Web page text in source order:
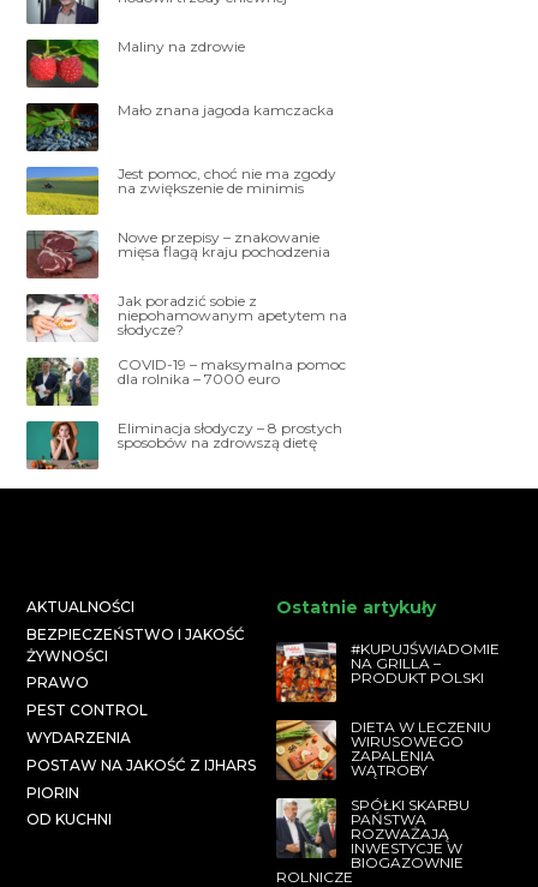
Maliny na zdrowie
Mało znana jagoda kamczacka
Jest pomoc, choć nie ma zgody
na zwiększenie de minimis
Nowe przepisy – znakowanie
mięsa flagą kraju pochodzenia
Jak poradzić sobie z
niepohamowanym apetytem na
słodycze?
COVID-19 – maksymalna pomoc
dla rolnika – 7000 euro
Eliminacja słodyczy – 8 prostych
sposobów na zdrowszą dietę
AKTUALNOŚCI
BEZPIECZEŃSTWO I JAKOŚĆ
ŻYWNOŚCI
PRAWO
PEST CONTROL
WYDARZENIA
POSTAW NA JAKOŚĆ Z IJHARS
PIORIN
OD KUCHNI
Ostatnie artykuły
#KUPUJŚWIADOMIE
NA GRILLA –
PRODUKT POLSKI
DIETA W LECZENIU
WIRUSOWEGO
ZAPALENIA
WĄTROBY
SPÓŁKI SKARBU
PAŃSTWA
ROZWAŻAJĄ
INWESTYCJE W
BIOGAZOWNIE
ROLNICZE